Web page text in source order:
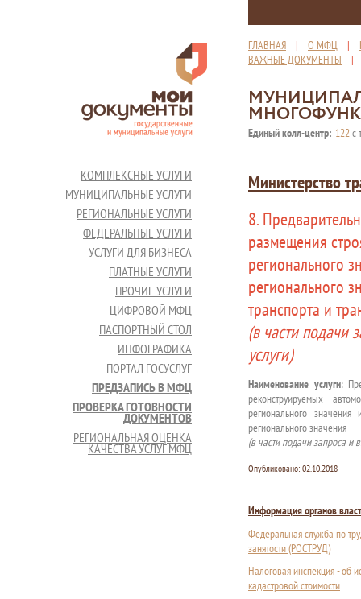
ГЛАВНАЯ | О МФЦ |
ВАЖНЫЕ ДОКУМЕНТЫ
Единый колл-центр: 122с
КОМПЛЕКСНЫЕ УСЛУГИ
МУНИЦИПАЛЬНЫЕ УСЛУГИ
РЕГИОНАЛЬНЫЕ УСЛУГИ
ФЕДЕРАЛЬНЫЕ УСЛУГИ
УСЛУГИ ДЛЯ БИЗНЕСА
ПЛАТНЫЕ УСЛУГИ
ПРОЧИЕ УСЛУГИ
ЦИФРОВОЙ МФЦ
ПАСПОРТНЫЙ СТОЛ
ИНФОГРАФИКА
ПОРТАЛ ГОСУСЛУГ
ПРЕДЗАПИСЬ В МФЦ
ПРОВЕРКА ГОТОВНОСТИ
ДОКУМЕНТОВ
РЕГИОНАЛЬНАЯ ОЦЕНКА
КАЧЕСТВА УСЛУГ МФЦ
Министерство
8.
размещения
регионального
регионального
транспорта и
(в части подачи
услуги)
Наименование услуги:
реконструируемых
регионального
регионального значения
(в части подачи запроса и
Опубликовано: 02.10.2018
Информация органов
Федеральная служба по
занятости (РОСТРУД)
Налоговая инспекция - об
кадастровой стоимости